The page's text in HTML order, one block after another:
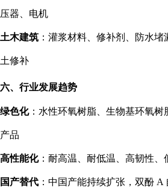
压器、电机
土木建筑 ：灌浆材料、修补剂、防水
土修补
六、行业发展趋势
绿色化：水性环氧树脂、生物基环氧树
产品
高性能化：耐高温、耐低温、高韧性、
国产替代 ：中国产能持续扩张，双酚